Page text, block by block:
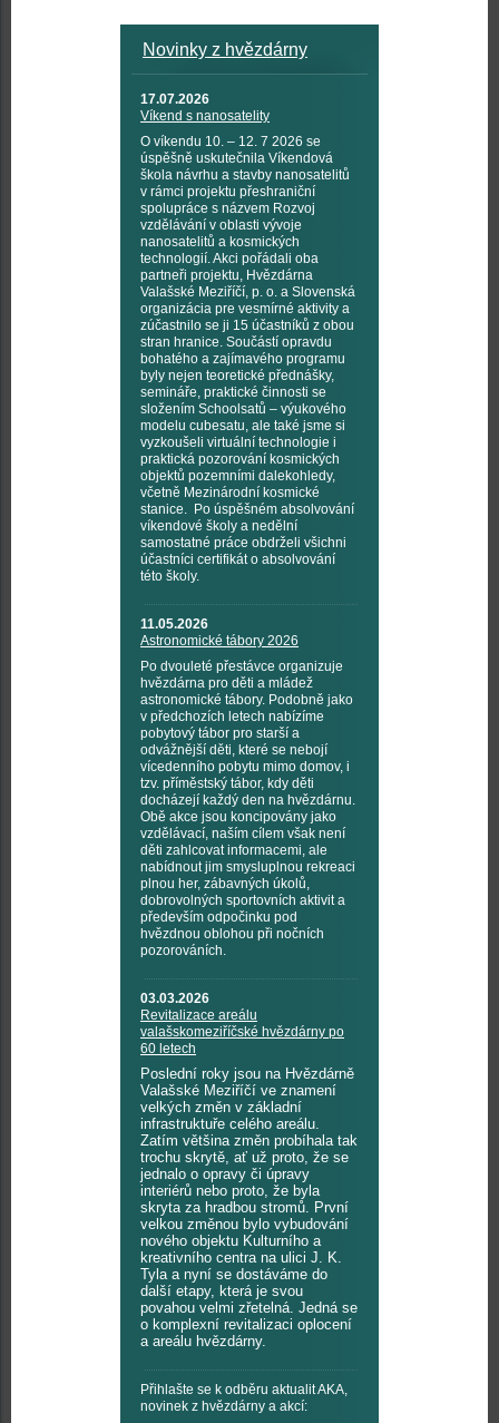
Novinky z hvězdárny
17.07.2026
Víkend s nanosatelity
O víkendu 10. – 12. 7 2026 se
úspěšně uskutečnila Víkendová
škola návrhu a stavby nanosatelitů
v rámci projektu přeshraniční
spolupráce s názvem Rozvoj
vzdělávání v oblasti vývoje
nanosatelitů a kosmických
technologií. Akci pořádali oba
partneři projektu, Hvězdárna
Valašské Meziříčí, p. o. a Slovenská
organizácia pre vesmírné aktivity a
zúčastnilo se ji 15 účastníků z obou
stran hranice. Součástí opravdu
bohatého a zajímavého programu
byly nejen teoretické přednášky,
semináře, praktické činnosti se
složením Schoolsatů – výukového
modelu cubesatu, ale také jsme si
vyzkoušeli virtuální technologie i
praktická pozorování kosmických
objektů pozemními dalekohledy,
včetně Mezinárodní kosmické
stanice. Po úspěšném absolvování
víkendové školy a nedělní
samostatné práce obdrželi všichni
účastníci certifikát o absolvování
této školy.
11.05.2026
Astronomické tábory 2026
Po dvouleté přestávce organizuje
hvězdárna pro děti a mládež
astronomické tábory. Podobně jako
v předchozích letech nabízíme
pobytový tábor pro starší a
odvážnější děti, které se nebojí
vícedenního pobytu mimo domov, i
tzv. příměstský tábor, kdy děti
docházejí každý den na hvězdárnu.
Obě akce jsou koncipovány jako
vzdělávací, naším cílem však není
děti zahlcovat informacemi, ale
nabídnout jim smysluplnou rekreaci
plnou her, zábavných úkolů,
dobrovolných sportovních aktivit a
především odpočinku pod
hvězdnou oblohou při nočních
pozorováních.
03.03.2026
Revitalizace areálu
valašskomeziříčské hvězdárny po
60 letech
Poslední roky jsou na Hvězdárně
Valašské Meziříčí ve znamení
velkých změn v základní
infrastruktuře celého areálu.
Zatím většina změn probíhala tak
trochu skrytě, ať už proto, že se
jednalo o opravy či úpravy
interiérů nebo proto, že byla
skryta za hradbou stromů. První
velkou změnou bylo vybudování
nového objektu Kulturního a
kreativního centra na ulici J. K.
Tyla a nyní se dostáváme do
další etapy, která je svou
povahou velmi zřetelná. Jedná se
o komplexní revitalizaci oplocení
a areálu hvězdárny.
Přihlašte se k odběru aktualit AKA,
novinek z hvězdárny a akcí: